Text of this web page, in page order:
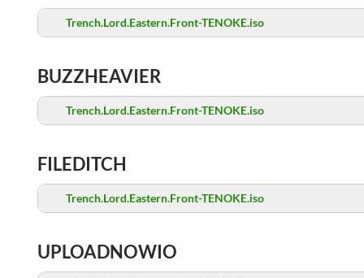
Trench.Lord.Eastern.Front-TENOKE.iso
BUZZHEAVIER
Trench.Lord.Eastern.Front-TENOKE.iso
FILEDITCH
Trench.Lord.Eastern.Front-TENOKE.iso
UPLOADNOWIO